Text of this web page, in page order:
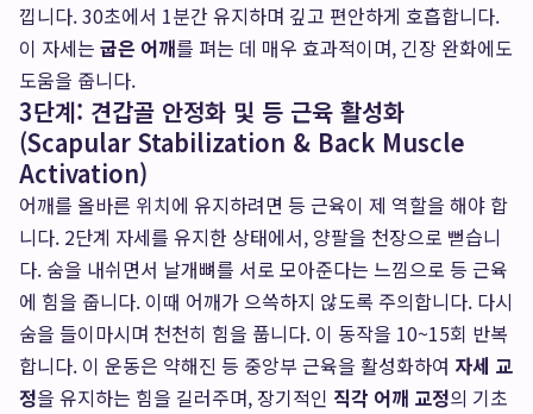
낍니다. 30초에서 1분간 유지하며 깊고 편안하게 호흡합니다.
이 자세는 굽은 어깨를 펴는 데 매우 효과적이며, 긴장 완화에도
도움을 줍니다.
3단계: 견갑골 안정화 및 등 근육 활성화
(Scapular Stabilization & Back Muscle
Activation)
어깨를 올바른 위치에 유지하려면 등 근육이 제 역할을 해야 합
니다. 2단계 자세를 유지한 상태에서, 양팔을 천장으로 뻗습니
다. 숨을 내쉬면서 날개뼈를 서로 모아준다는 느낌으로 등 근육
에 힘을 줍니다. 이때 어깨가 으쓱하지 않도록 주의합니다. 다시
숨을 들이마시며 천천히 힘을 풉니다. 이 동작을 10~15회 반복
합니다. 이 운동은 약해진 등 중앙부 근육을 활성화하여 자세 교
정을 유지하는 힘을 길러주며, 장기적인 직각 어깨 교정의 기초